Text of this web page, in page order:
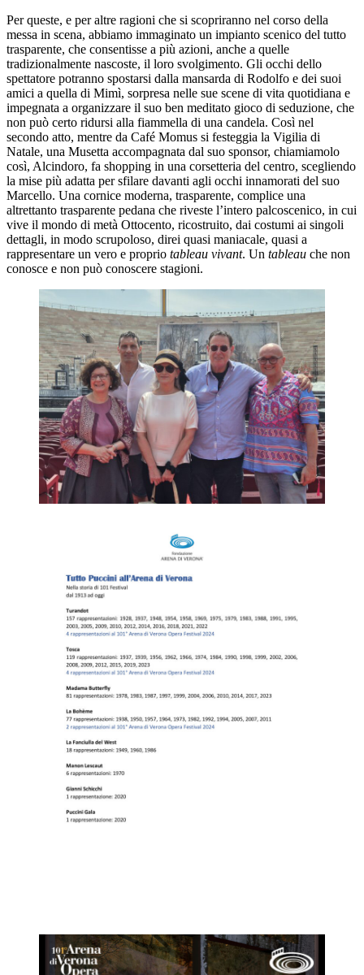
Per queste, e per altre ragioni che si scopriranno nel corso della
messa in scena, abbiamo immaginato un impianto scenico del tutto
trasparente, che consentisse a più azioni, anche a quelle
tradizionalmente nascoste, il loro svolgimento. Gli occhi dello
spettatore potranno spostarsi dalla mansarda di Rodolfo e dei suoi
amici a quella di Mimì, sorpresa nelle sue scene di vita quotidiana e
impegnata a organizzare il suo ben meditato gioco di seduzione, che
non può certo ridursi alla fiammella di una candela. Così nel
secondo atto, mentre da Café Momus si festeggia la Vigilia di
Natale, una Musetta accompagnata dal suo sponsor, chiamiamolo
così, Alcindoro, fa shopping in una corsetteria del centro, scegliendo
la mise più adatta per sfilare davanti agli occhi innamorati del suo
Marcello. Una cornice moderna, trasparente, complice una
altrettanto trasparente pedana che riveste l’intero palcoscenico, in cui
vive il mondo di metà Ottocento, ricostruito, dai costumi ai singoli
dettagli, in modo scrupoloso, direi quasi maniacale, quasi a
rappresentare un vero e proprio tableau vivant. Un tableau che non
conosce e non può conoscere stagioni.